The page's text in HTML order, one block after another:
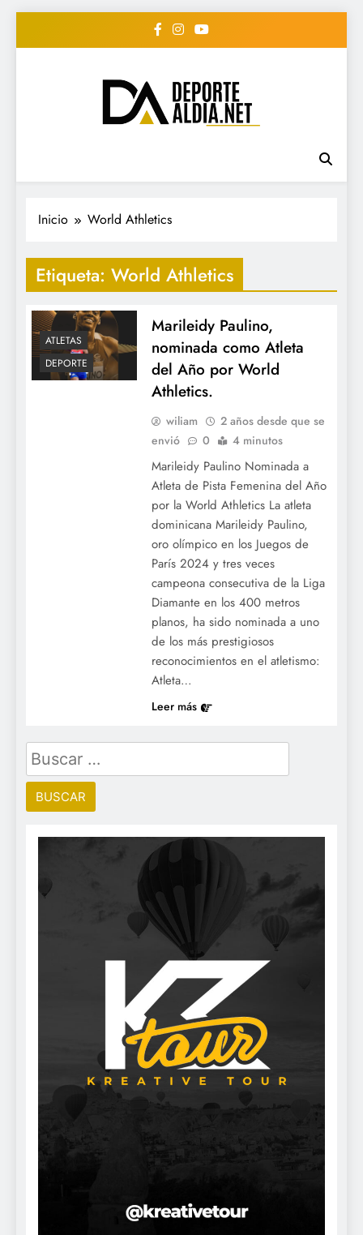
• DEPORTE AL DIA •
"Periodico Deportivo
Digital"
#deportealdiard #deportealdiaperiodico
Inicio World Athletics
Etiqueta: World Athletics
ATLETAS
DEPORTE
Marileidy Paulino,
nominada como Atleta
del Año por World
Athletics.
wiliam
2 años desde que se
envió
0 4 minutos
Marileidy Paulino Nominada a
Atleta de Pista Femenina del Año
por la World Athletics La atleta
dominicana Marileidy Paulino,
oro olímpico en los Juegos de
París 2024 y tres veces
campeona consecutiva de la Liga
Diamante en los 400 metros
planos, ha sido nominada a uno
de los más prestigiosos
reconocimientos en el atletismo:
Atleta…
Leer más
Buscar: